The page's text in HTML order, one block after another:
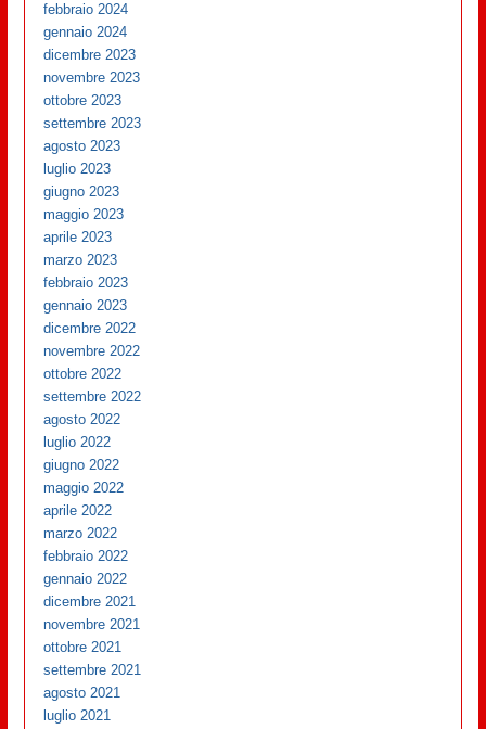
febbraio 2024
gennaio 2024
dicembre 2023
novembre 2023
ottobre 2023
settembre 2023
agosto 2023
luglio 2023
giugno 2023
maggio 2023
aprile 2023
marzo 2023
febbraio 2023
gennaio 2023
dicembre 2022
novembre 2022
ottobre 2022
settembre 2022
agosto 2022
luglio 2022
giugno 2022
maggio 2022
aprile 2022
marzo 2022
febbraio 2022
gennaio 2022
dicembre 2021
novembre 2021
ottobre 2021
settembre 2021
agosto 2021
luglio 2021